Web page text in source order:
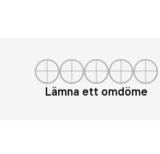
Lämna ett omdöme